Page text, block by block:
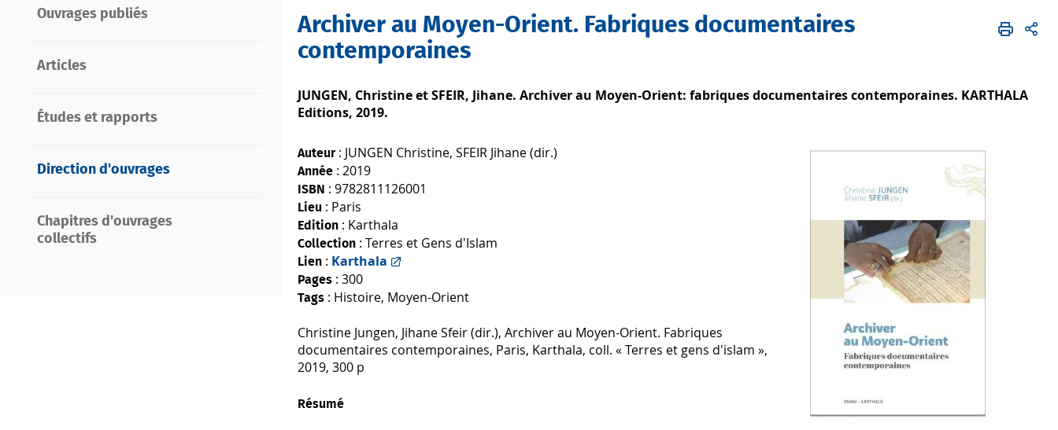
Ouvrages publiés
Articles
Études et rapports
Direction d'ouvrages
Chapitres d'ouvrages
collectifs
Archiver au Moyen-Orient. Fabriques documentaires
contemporaines
JUNGEN, Christine et SFEIR, Jihane. Archiver au Moyen-Orient: fabriques documentaires contemporaines. KARTHALA
Editions, 2019.
Auteur: JUNGEN Christine, SFEIR Jihane (dir.)
Année : 2019
ISBN : 9782811126001
Lieu : Paris
Edition : Karthala
Collection : Terres et Gens d'Islam
Lien : Karthala
Pages : 300
Tags : Histoire, Moyen-Orient
Christine Jungen, Jihane Sfeir (dir.), Archiver au Moyen-Orient. Fabriques
documentaires contemporaines, Paris, Karthala, coll. « Terres et gens d'islam »,
2019, 300 p
Résumé